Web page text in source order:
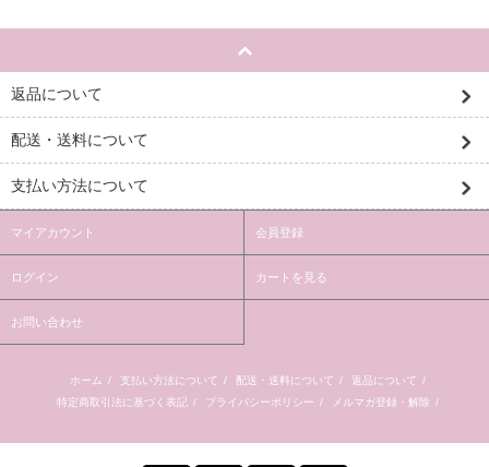
返品について
配送・送料について
支払い方法について
マイアカウント 会員登録
ログイン カートを見る
お問い合わせ
ホーム / 支払い方法について / 配送・送料について / 返品について /
特定商取引法に基づく表記 / プライバシーポリシー / メルマガ登録・解除 /